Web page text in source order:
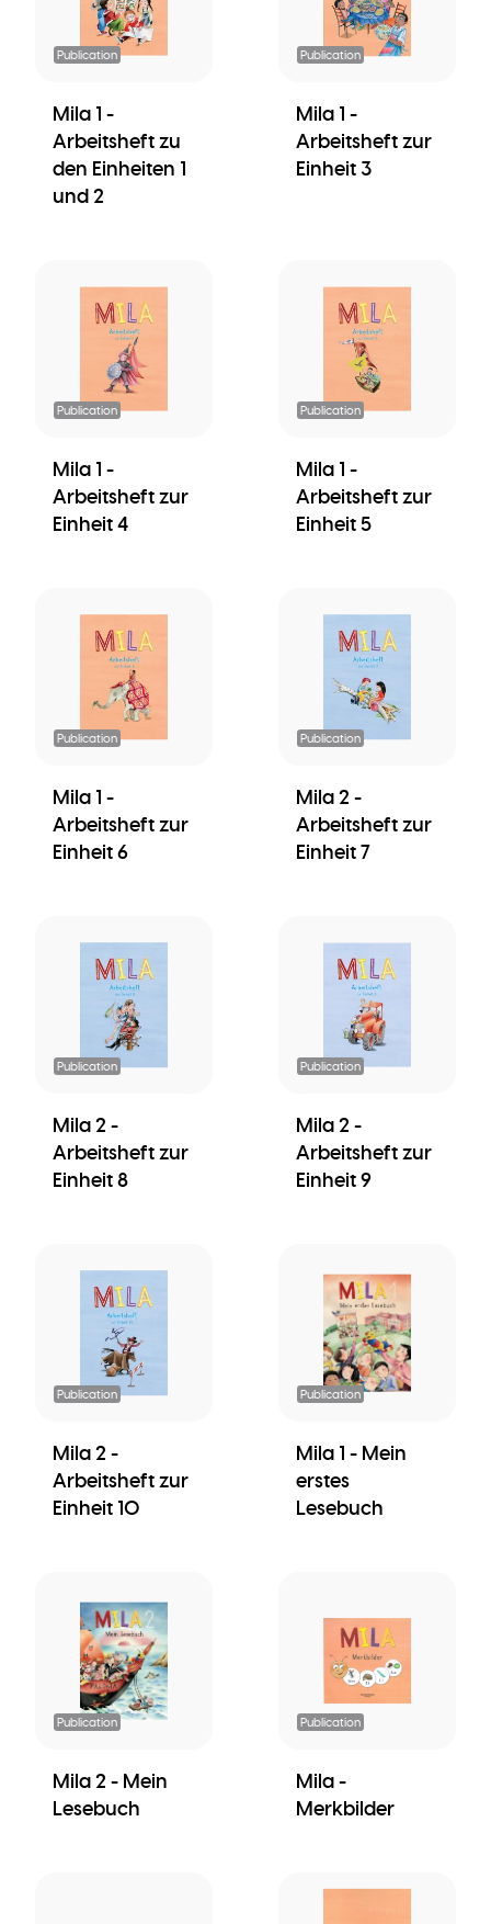
Publication
Mila 1 -
Arbeitsheft zu
den Einheiten 1
und 2
Publication
Mila 1 -
Arbeitsheft zur
Einheit 3
Publication
Mila 1 -
Arbeitsheft zur
Einheit 4
Publication
Mila 1 -
Arbeitsheft zur
Einheit 5
Publication
Mila 1 -
Arbeitsheft zur
Einheit 6
Publication
Mila 2 -
Arbeitsheft zur
Einheit 7
Publication
Mila 2 -
Arbeitsheft zur
Einheit 8
Publication
Mila 2 -
Arbeitsheft zur
Einheit 9
Publication
Mila 2 -
Arbeitsheft zur
Einheit 10
Publication
Mila 1 - Mein
erstes
Lesebuch
Publication
Mila 2 - Mein
Lesebuch
Publication
Mila -
Merkbilder